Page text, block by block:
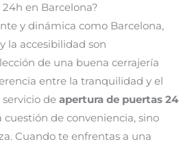
en Barcelona?
y dinámica como Barcelona,
la accesibilidad son
de una buena cerrajería
entre la tranquilidad y el
de apertura de puertas 24
cuestión de conveniencia, sino
Cuando te enfrentas a una